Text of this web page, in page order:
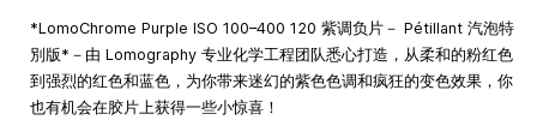
*LomoChrome Purple ISO 100–400 120 紫调负片－ Pétillant 汽泡特
別版*－由 Lomography 专业化学工程团队悉心打造，从柔和的粉红色
到强烈的红色和蓝色，为你带来迷幻的紫色色调和疯狂的变色效果，你
也有机会在胶片上获得一些小惊喜！